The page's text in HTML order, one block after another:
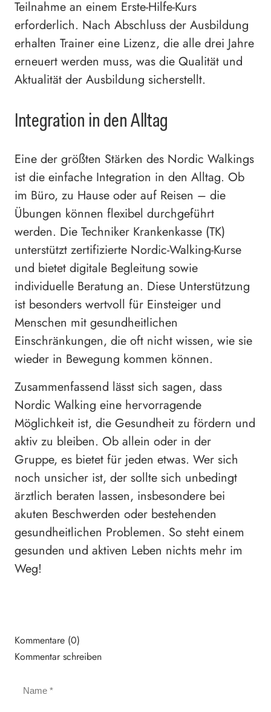
Teilnahme an einem Erste-Hilfe-Kurs
erforderlich. Nach Abschluss der Ausbildung
erhalten Trainer eine Lizenz, die alle drei Jahre
erneuert werden muss, was die Qualität und
Aktualität der Ausbildung sicherstellt.
Integration in den Alltag
Eine der größten Stärken des Nordic Walkings
ist die einfache Integration in den Alltag. Ob
im Büro, zu Hause oder auf Reisen – die
Übungen können flexibel durchgeführt
werden. Die Techniker Krankenkasse (TK)
unterstützt zertifizierte Nordic-Walking-Kurse
und bietet digitale Begleitung sowie
individuelle Beratung an. Diese Unterstützung
ist besonders wertvoll für Einsteiger und
Menschen mit gesundheitlichen
Einschränkungen, die oft nicht wissen, wie sie
wieder in Bewegung kommen können.
Zusammenfassend lässt sich sagen, dass
Nordic Walking eine hervorragende
Möglichkeit ist, die Gesundheit zu fördern und
aktiv zu bleiben. Ob allein oder in der
Gruppe, es bietet für jeden etwas. Wer sich
noch unsicher ist, der sollte sich unbedingt
ärztlich beraten lassen, insbesondere bei
akuten Beschwerden oder bestehenden
gesundheitlichen Problemen. So steht einem
gesunden und aktiven Leben nichts mehr im
Weg!
Kommentare (0)
Kommentar schreiben